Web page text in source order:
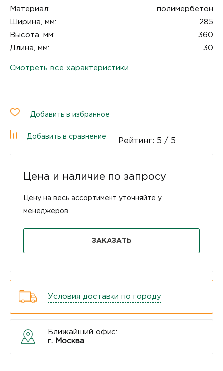
Материал:
полимербетон
Ширина, мм:
285
Высота, мм:
360
Длина, мм:
30
Смотреть все характеристики
Добавить в избранное
Добавить в сравнение
Рейтинг: 5 / 5
Цена и наличие по запросу
Цену на весь ассортимент уточняйте у
менеджеров
ЗАКАЗАТЬ
Условия доставки по городу
Ближайший офис:
г. Москва